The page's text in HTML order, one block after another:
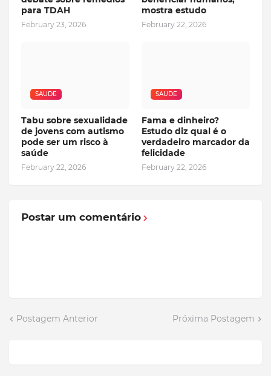
para TDAH
February 23, 2026
mostra estudo
February 22, 2026
SAUDE
Tabu sobre sexualidade
de jovens com autismo
pode ser um risco à
saúde
February 22, 2026
SAUDE
Fama e dinheiro?
Estudo diz qual é o
verdadeiro marcador da
felicidade
February 22, 2026
Postar um comentário
Postagem Anterior Próxima Postagem